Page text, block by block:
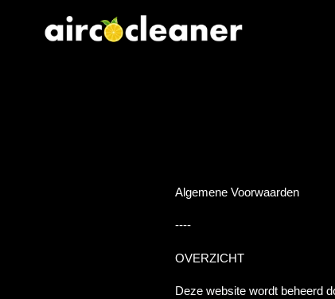
Algemene Voorwaarden
----
OVERZICHT
Deze website wordt beheerd